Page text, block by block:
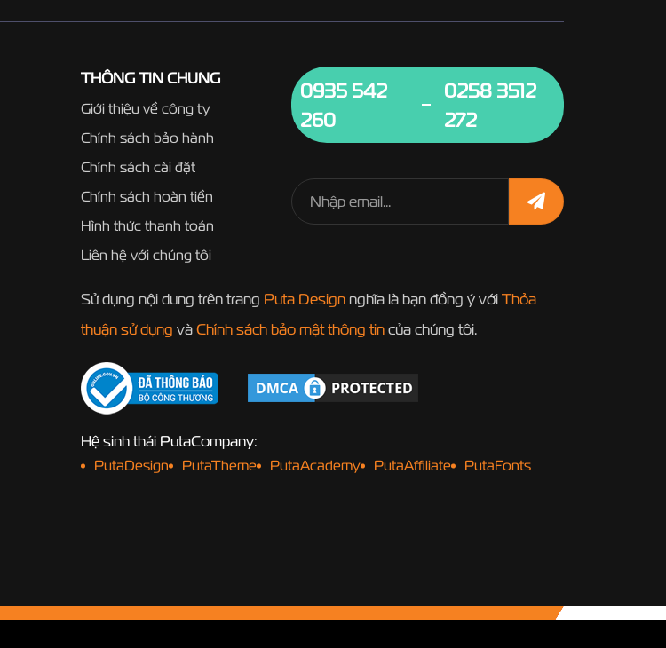
THÔNG TIN CHUNG
Giới thiệu về công ty
Chính sách bảo hành
Chính sách cài đặt
Chính sách hoàn tiền
Hình thức thanh toán
Liên hệ với chúng tôi
0935 542
260
0258 3512
272
Sử dụng nội dung trên trang Puta Designnghĩa là bạn đồng ý với Thỏa
thuận sử dụng và Chính sách bảo mật thông tincủa chúng tôi.
Hệ sinh thái PutaCompany:
PutaDesign PutaTheme PutaAcademy PutaAffiliate PutaFonts